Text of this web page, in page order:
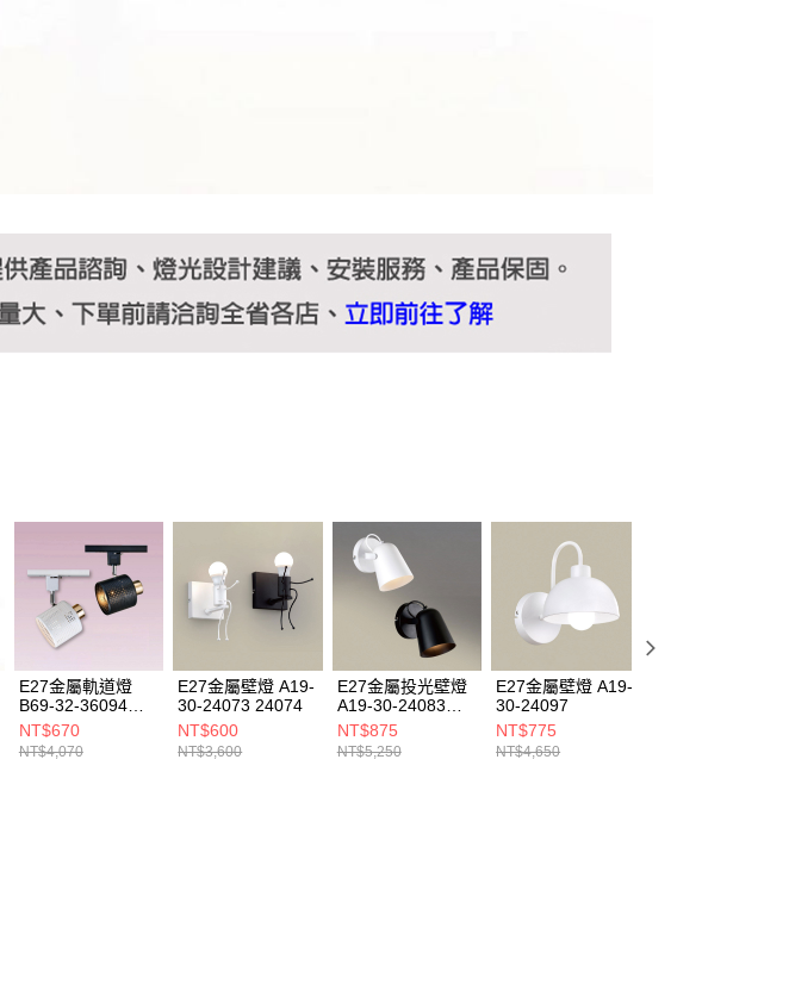
E27金屬軌道燈
B69-32-36094
36095
NT$670
NT$4,070
E27金屬壁燈 A19-
30-24073 24074
NT$600
NT$3,600
E27金屬投光壁燈
A19-30-24083
24086
NT$875
NT$5,250
E27金屬壁燈 A19-
30-24097
NT$775
NT$4,650